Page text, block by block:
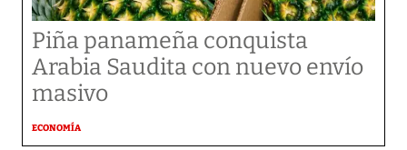
Piña panameña conquista
Arabia Saudita con nuevo envío
masivo
ECONOMÍA